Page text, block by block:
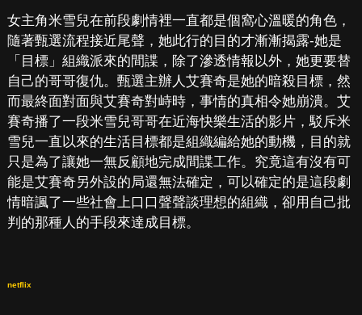
女主角米雪兒在前段劇情裡一直都是個窩心溫暖的角色，
隨著甄選流程接近尾聲，她此行的目的才漸漸揭露-她是
「目標」組織派來的間諜，除了滲透情報以外，她更要替
自己的哥哥復仇。甄選主辦人艾賽奇是她的暗殺目標，然
而最終面對面與艾賽奇對峙時，事情的真相令她崩潰。艾
賽奇播了一段米雪兒哥哥在近海快樂生活的影片，駁斥米
雪兒一直以來的生活目標都是組織編給她的動機，目的就
只是為了讓她一無反顧地完成間諜工作。究竟這有沒有可
能是艾賽奇另外設的局還無法確定，可以確定的是這段劇
情暗諷了一些社會上口口聲聲談理想的組織，卻用自己批
判的那種人的手段來達成目標。
netflix